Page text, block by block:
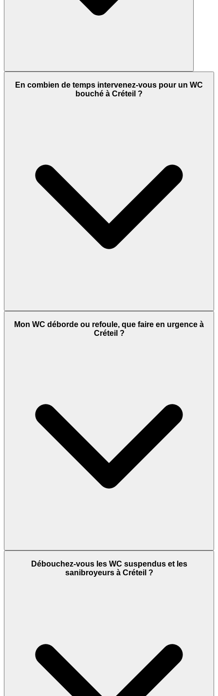
En combien de temps intervenez-vous pour un WC
bouché à Créteil ?
Mon WC déborde ou refoule, que faire en urgence à
Créteil ?
Débouchez-vous les WC suspendus et les
sanibroyeurs à Créteil ?